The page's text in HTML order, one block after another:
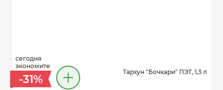
сегодня
экономите
-31%
Тархун "Бочкари" ПЭТ, 1,3 л